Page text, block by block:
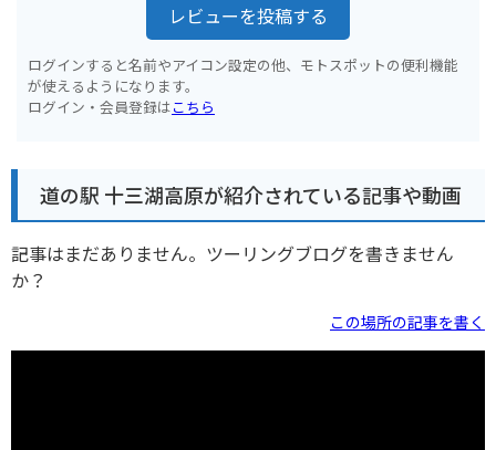
レビューを投稿する
ログインすると名前やアイコン設定の他、モトスポットの便利機能
が使えるようになります。
ログイン・会員登録はこちら
道の駅 十三湖高原が紹介されている記事や動画
記事はまだありません。ツーリングブログを書きません
か？
この場所の記事を書く